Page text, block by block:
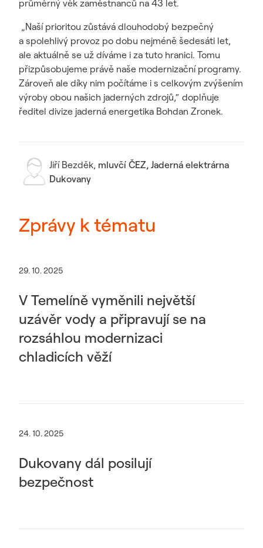
průměrný věk zaměstnanců na 43 let.
„Naší prioritou zůstává dlouhodobý bezpečný
a spolehlivý provoz po dobu nejméně šedesáti let,
ale aktuálně se už díváme i za tuto hranici. Tomu
přizpůsobujeme právě naše modernizační programy.
Zároveň ale díky nim počítáme i s celkovým zvýšením
výroby obou našich jaderných zdrojů,“ doplňuje
ředitel divize jaderná energetika Bohdan Zronek.
Jiří Bezděk, mluvčí ČEZ, Jaderná elektrárna
Dukovany
Zprávy k tématu
29. 10. 2025
V Temelíně vyměnili největší
uzávěr vody a připravují se na
rozsáhlou modernizaci
chladicích věží
24. 10. 2025
Dukovany dál posilují
bezpečnost